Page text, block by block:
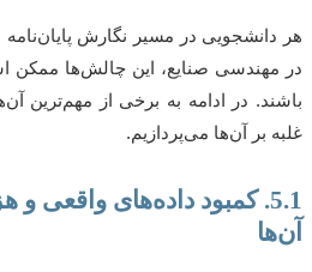
در مسیر نگارش پایان‌نامه با
صنایع، این چالش‌ها ممکن است
در ادامه به برخی از مهم‌ترین آن‌ها و
بر آن‌ها می‌پردازیم.
5.1. کمبود داده‌های واقعی و